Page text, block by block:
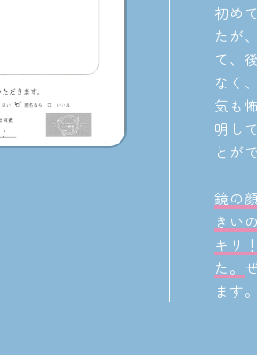
初め
たが
て、
なく
気も
明し
とが
鏡の
きい
キリ
た。
ます。